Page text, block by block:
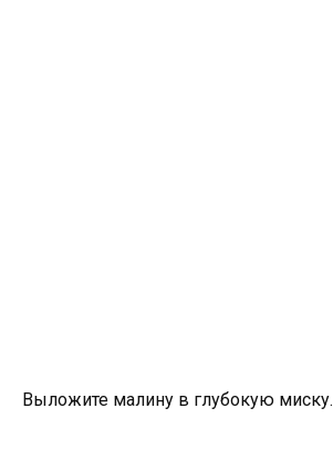
Выложите малину в глубокую миску.